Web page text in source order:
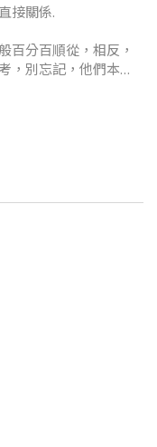
接關係.
百分百順從，相反，
，別忘記，他們本來
以「駕馭」的方式去